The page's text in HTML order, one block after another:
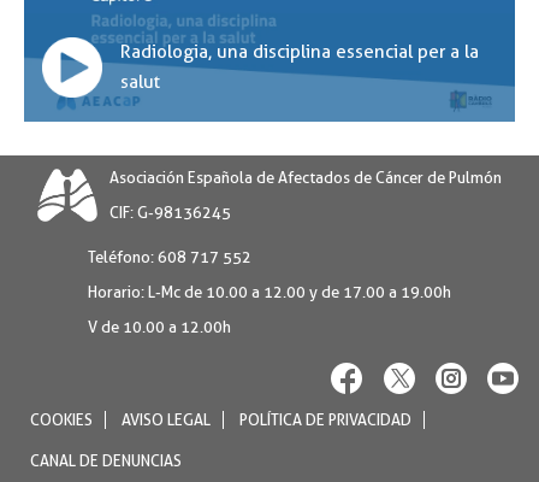
Radiologia, una disciplina essencial per a la
salut
Asociación Española de Afectados de Cáncer de Pulmón
CIF: G-98136245
Teléfono: 608 717 552
Horario: L-Mc de 10.00 a 12.00 y de 17.00 a 19.00h
V de 10.00 a 12.00h
COOKIES AVISO LEGAL POLÍTICA DE PRIVACIDAD
CANAL DE DENUNCIAS